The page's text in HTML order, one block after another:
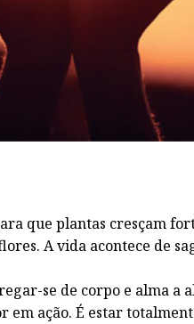
que plantas cresçam
A vida acontece de
se de corpo e alma
ação. É estar